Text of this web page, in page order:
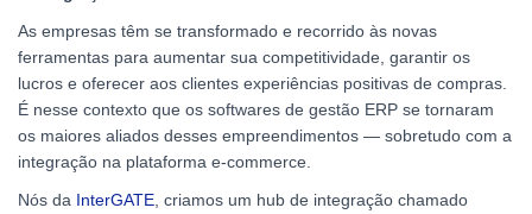
As empresas têm se transformado e recorrido às novas
ferramentas para aumentar sua competitividade, garantir os
lucros e oferecer aos clientes experiências positivas de compras.
É nesse contexto que os softwares de gestão ERP se tornaram
os maiores aliados desses empreendimentos — sobretudo com a
integração na plataforma e-commerce.
Nós da InterGATE , criamos um hub de integração chamado